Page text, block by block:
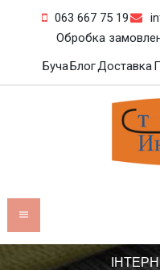
063 667 75 19
Обробка
БучаБлогДоставка